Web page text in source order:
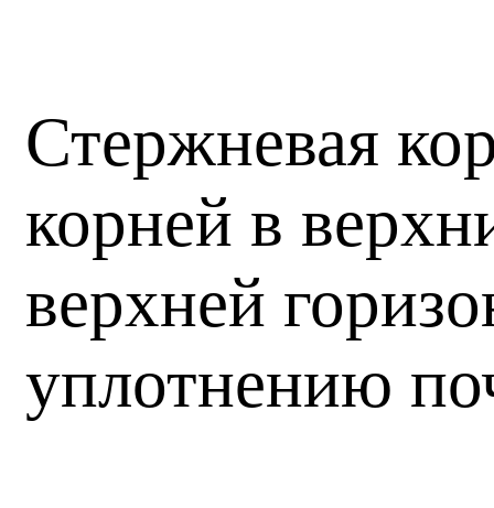
Стержневая
корней в
верхней
уплотнению